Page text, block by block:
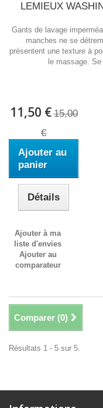
LEMIEUX
Gants de lavage
manches ne se
présentent une texture à
le massage.
11,50 € 15,00
€
Ajouter au
panier
Détails
Ajouter à ma
liste d'envies
Ajouter au
comparateur
Comparer (0)
Résultats 1 - 5 sur 5.